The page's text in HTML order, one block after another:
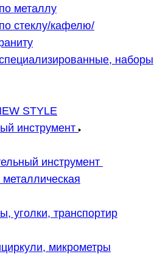
металлу
стеклу/кафелю/
наборы
STYLE
инструмент
инструмент
уголки, транспортир
микрометры